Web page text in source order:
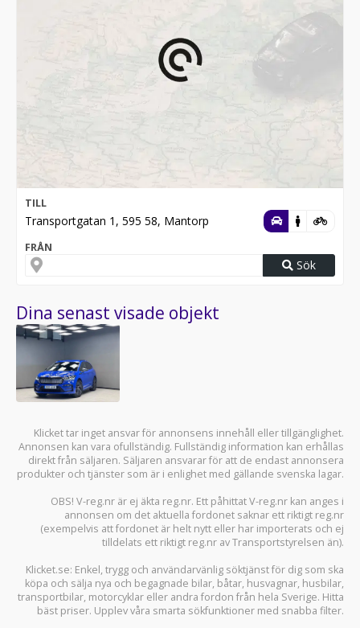
TILL
Transportgatan 1, 595 58, Mantorp
FRÅN
Sök
Dina senast visade objekt
Klicket tar inget ansvar för annonsens innehåll eller tillgänglighet.
Annonsen kan vara ofullständig. Fullständig information kan erhållas
direkt från säljaren. Säljaren ansvarar för att de endast annonsera
produkter och tjänster som är i enlighet med gällande svenska lagar.
OBS! V-reg.nr är ej äkta reg.nr. Ett påhittat V-reg.nr kan anges i
annonsen om det aktuella fordonet saknar ett riktigt reg.nr
(exempelvis att fordonet är helt nytt eller har importerats och ej
tilldelats ett riktigt reg.nr av Transportstyrelsen än).
Klicket.se: Enkel, trygg och användarvänlig söktjänst för dig som ska
köpa och sälja nya och begagnade bilar, båtar, husvagnar, husbilar,
transportbilar, motorcyklar eller andra fordon från hela Sverige. Hitta
bäst priser. Upplev våra smarta sökfunktioner med snabba filter.